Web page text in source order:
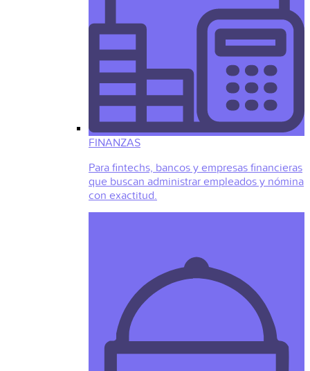
FINANZAS
Para fintechs, bancos y empresas financieras
que buscan administrar empleados y nómina
con exactitud.